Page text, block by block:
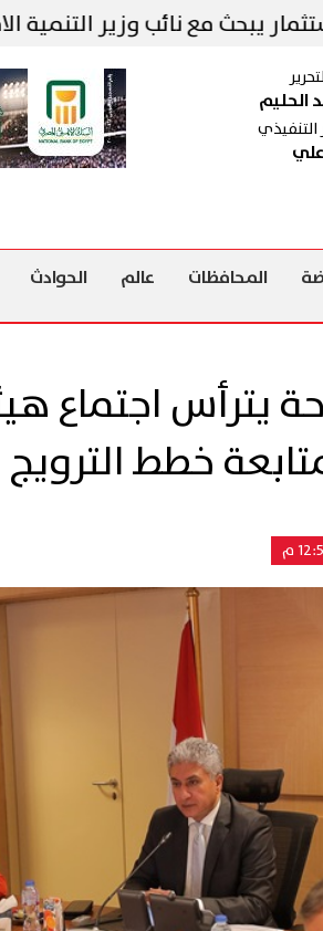
نائب وزير التنمية الاقتصادية
الحليم
التنفيذي
المحافظات عالم الحوادث
يترأس اجتماع
خطط